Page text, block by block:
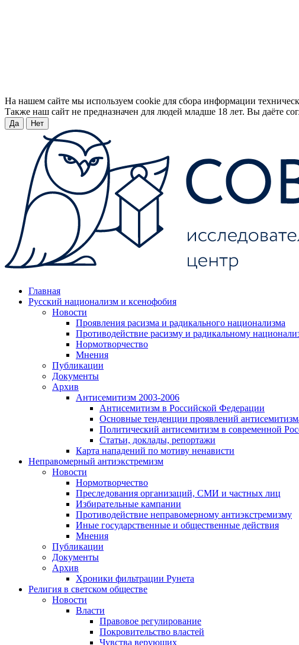
На нашем сайте мы используем cookie для сбора информации
Также наш сайт не предназначен для людей младше 18 лет. Вы даёте
Да Нет
Главная
Русский национализм и ксенофобия
Новости
Проявления расизма и радикального национализма
Противодействие расизму и радикальному
Нормотворчество
Мнения
Публикации
Документы
Архив
Антисемитизм 2003-2006
Антисемитизм в Российской Федерации
Основные тенденции проявлений
Политический антисемитизм в современной
Статьи, доклады, репортажи
Карта нападений по мотиву ненависти
Неправомерный антиэкстремизм
Новости
Нормотворчество
Преследования организаций, СМИ и частных лиц
Избирательные кампании
Противодействие неправомерному антиэкстремизму
Иные государственные и общественные действия
Мнения
Публикации
Документы
Архив
Хроники фильтрации Рунета
Религия в светском обществе
Новости
Власти
Правовое регулирование
Покровительство властей
Чувства верующих